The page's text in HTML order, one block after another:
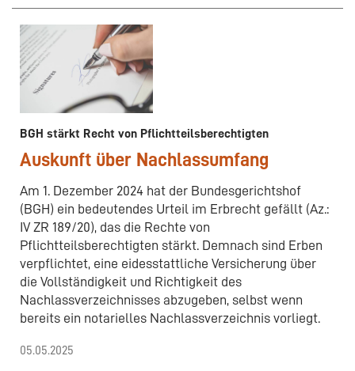
BGH stärkt Recht von Pflichtteilsberechtigten
Auskunft über Nachlassumfang
Am 1. Dezember 2024 hat der Bundesgerichtshof
(BGH) ein bedeutendes Urteil im Erbrecht gefällt (Az.:
IV ZR 189/20), das die Rechte von
Pflichtteilsberechtigten stärkt. Demnach sind Erben
verpflichtet, eine eidesstattliche Versicherung über
die Vollständigkeit und Richtigkeit des
Nachlassverzeichnisses abzugeben, selbst wenn
bereits ein notarielles Nachlassverzeichnis vorliegt.
05.05.2025